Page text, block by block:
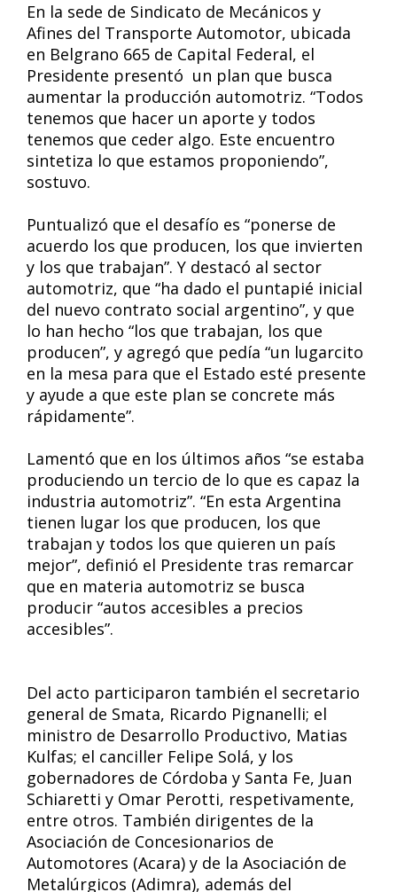
En la sede de Sindicato de Mecánicos y
Afines del Transporte Automotor, ubicada
en Belgrano 665 de Capital Federal, el
Presidente presentó un plan que busca
aumentar la producción automotriz. “Todos
tenemos que hacer un aporte y todos
tenemos que ceder algo. Este encuentro
sintetiza lo que estamos proponiendo”,
sostuvo.
Puntualizó que el desafío es “ponerse de
acuerdo los que producen, los que invierten
y los que trabajan”. Y destacó al sector
automotriz, que “ha dado el puntapié inicial
del nuevo contrato social argentino”, y que
lo han hecho “los que trabajan, los que
producen”, y agregó que pedía “un lugarcito
en la mesa para que el Estado esté presente
y ayude a que este plan se concrete más
rápidamente”.
Lamentó que en los últimos años “se estaba
produciendo un tercio de lo que es capaz la
industria automotriz”. “En esta Argentina
tienen lugar los que producen, los que
trabajan y todos los que quieren un país
mejor”, definió el Presidente tras remarcar
que en materia automotriz se busca
producir “autos accesibles a precios
accesibles”.
Del acto participaron también el secretario
general de Smata, Ricardo Pignanelli; el
ministro de Desarrollo Productivo, Matias
Kulfas; el canciller Felipe Solá, y los
gobernadores de Córdoba y Santa Fe, Juan
Schiaretti y Omar Perotti, respetivamente,
entre otros. También dirigentes de la
Asociación de Concesionarios de
Automotores (Acara) y de la Asociación de
Metalúrgicos (Adimra), además del